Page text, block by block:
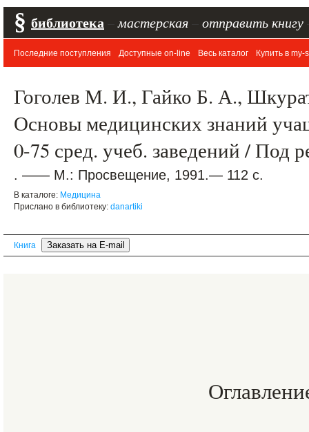
§ библиотека мастерская отправить книгу
Последние поступления Доступные on-line Весь каталог Купить в my-
Гоголев М. И., Гайко Б. А.,
Основы медицинских знаний
0-75 сред. учеб. заведений / Под
. —— М.: Просвещение, 1991.— 112 с.
В каталоге: Медицина
Прислано в библиотеку: danartiki
Книга